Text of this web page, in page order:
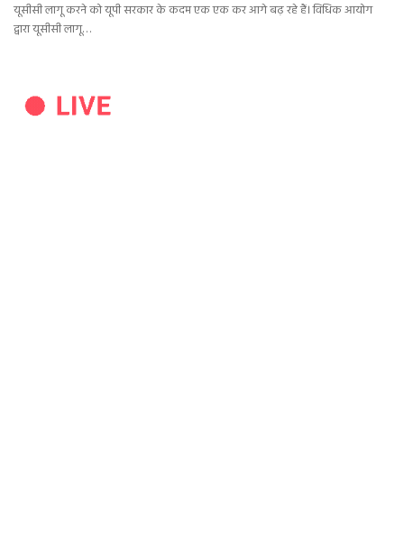
यूसीसी लागू करने को यूपी सरकार के कदम एक एक कर आगे बढ़ रहे हैं। विधिक आयोग
द्वारा यूसीसी लागू…